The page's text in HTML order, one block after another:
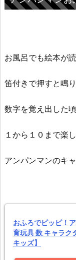
お風呂でも絵本が読
笛付きで押すと鳴り
数字を覚え出した
１から１０まで楽
アンパンマンのキ
おふろでピッピ！
育玩具 数 キャラク
キッズ】